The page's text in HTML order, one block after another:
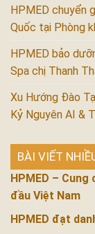
HPMED chuyển
Quốc tại Phòng
HPMED bảo
Spa chị Thanh
Xu Hướng Đào
Kỷ Nguyên AI &
BÀI VIẾT
HPMED –
đầu Việt Nam
HPMED đạt